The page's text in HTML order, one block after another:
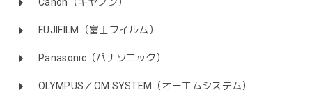
Canon（キヤノン）
FUJIFILM（富士フイルム）
Panasonic（パナソニック）
OLYMPUS／OM SYSTEM（オーエムシステム）